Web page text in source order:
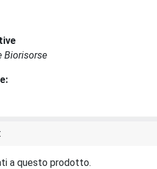
Biorisorse
a questo prodotto.